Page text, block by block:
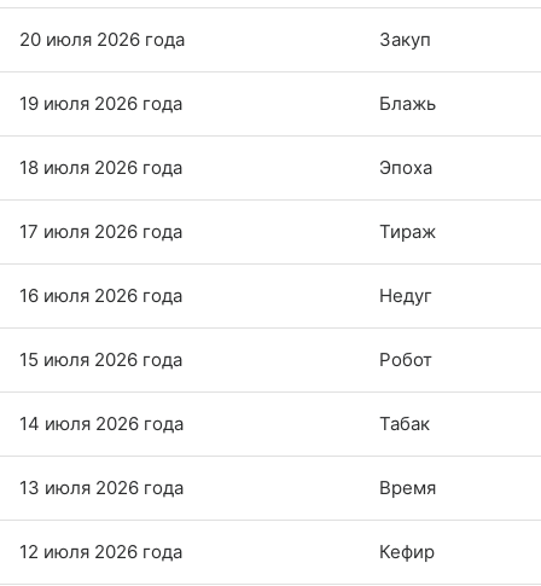
20 июля 2026 года Закуп
19 июля 2026 года Блажь
18 июля 2026 года Эпоха
17 июля 2026 года Тираж
16 июля 2026 года Недуг
15 июля 2026 года Робот
14 июля 2026 года Табак
13 июля 2026 года Время
12 июля 2026 года Кефир